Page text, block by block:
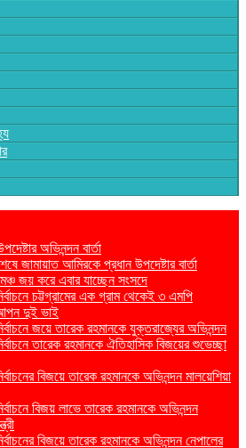
অভিনন্দন বার্তা
জামায়াত আমিরকে প্রধান উপদেষ্টার বার্তা
মঞ্চ জয় করে এবার যাচ্ছেন সংসদে
চট্টগ্রামের এক গ্রাম থেকেই ৩ এমপি
আপন দুই ভাই
জয়ে তারেক রহমানকে যুক্তরাজ্যের অভিনন্দন
তারেক রহমানকে ঐতিহাসিক বিজয়ের শুভেচ্ছা
বিজয়ে তারেক রহমানকে অভিনন্দন মালয়েশিয়া
বিজয় লাভে তারেক রহমানকে অভিনন্দন
বিজয়ে তারেক রহমানকে অভিনন্দন নেপালের